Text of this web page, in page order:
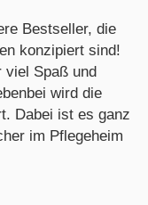
Bestseller, die
konzipiert sind!
viel Spaß und
wird die
Dabei ist es ganz
im Pflegeheim